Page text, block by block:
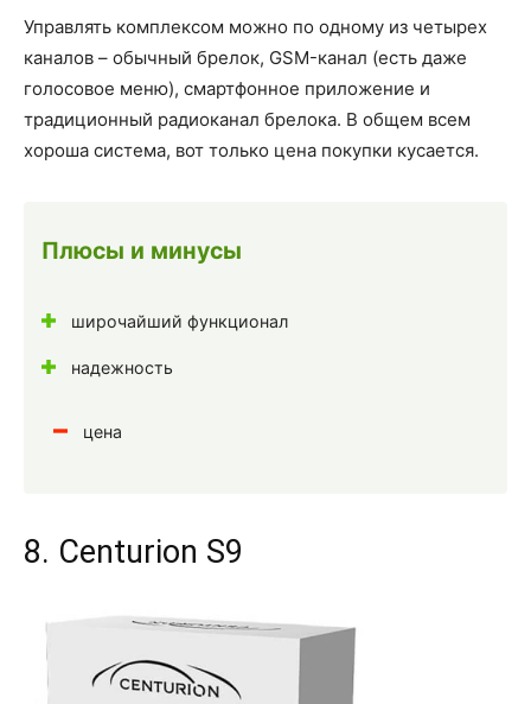
Управлять комплексом можно по одному из четырех
каналов – обычный брелок, GSM-канал (есть даже
голосовое меню), смартфонное приложение и
традиционный радиоканал брелока. В общем всем
хороша система, вот только цена покупки кусается.
Плюсы и минусы
широчайший функционал
надежность
цена
8. Centurion S9